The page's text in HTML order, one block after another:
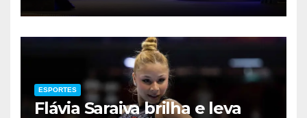
ESPORTES
Flávia Saraiva brilha e leva